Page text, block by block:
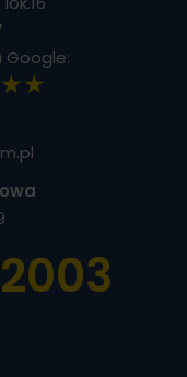
Google:
2003